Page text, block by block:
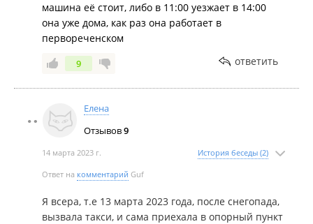
машина её стоит, либо в 11:00 уезжает в 14:00
она уже дома, как раз она работает в
первореченском
9 ответить
Елена
Отзывов9
14 марта 2023 г. История беседы (2)
Ответ на комментарий Guf
Я всера, т.е 13 марта 2023 года, после снегопада,
вызвала такси, и сама приехала в опорный пункт